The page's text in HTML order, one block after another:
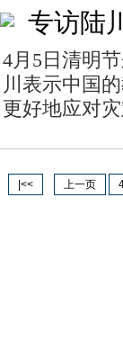
专访陆
4月5日清明
川表示中国
更好地应对灾
|<< 上一页